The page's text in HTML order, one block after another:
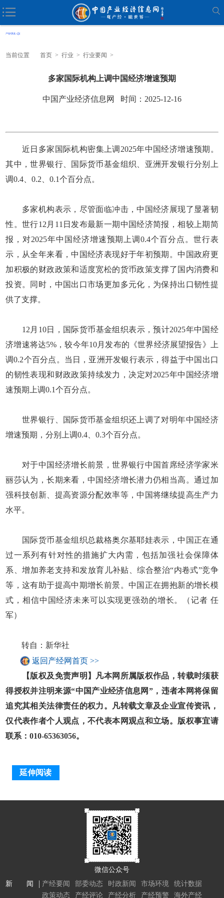
当前位置 首页 > 行业 > 行业要闻 >
多家国际机构上调中国经济增速预期
中国产业经济信息网 时间：2025-12-16
近日多家国际机构密集上调2025年中国经济增速预期。
其中，世界银行、国际货币基金组织、亚洲开发银行分别上
调0.4、0.2、0.1个百分点。
多家机构表示，尽管面临冲击，中国经济展现了显著韧
性。世行12月11日发布最新一期中国经济简报，相较上期简
报，对2025年中国经济增速预期上调0.4个百分点。世行表
示，从全年来看，中国经济表现好于年初预期。中国政府更
加积极的财政政策和适度宽松的货币政策支撑了国内消费和
投资。同时，中国出口市场更加多元化，为保持出口韧性提
供了支撑。
12月10日，国际货币基金组织表示，预计2025年中国经
济增速将达5%，较今年10月发布的《世界经济展望报告》上
调0.2个百分点。当日，亚洲开发银行表示，得益于中国出口
的韧性表现和财政政策持续发力，决定对2025年中国经济增
速预期上调0.1个百分点。
世界银行、国际货币基金组织还上调了对明年中国经济
增速预期，分别上调0.4、0.3个百分点。
对于中国经济增长前景，世界银行中国首席经济学家米
丽莎认为，长期来看，中国经济增长潜力仍相当高。通过加
强科技创新、提高资源分配效率等，中国将继续提高生产力
水平。
国际货币基金组织总裁格奥尔基耶娃表示，中国正在通
过一系列有针对性的措施扩大内需，包括加强社会保障体
系、增加养老支持和发放育儿补贴、综合整治“内卷式”竞争
等，这有助于提高中期增长前景。中国正在拥抱新的增长模
式，相信中国经济未来可以实现更强劲的增长。（记者 任
军）
转自：新华社
返回产经网首页 >>
【版权及免责声明】凡本网所属版权作品，转载时须获
得授权并注明来源“中国产业经济信息网”，违者本网将保留
追究其相关法律责任的权力。凡转载文章及企业宣传资讯，
仅代表作者个人观点，不代表本网观点和立场。版权事宜请
联系：010-65363056。
延伸阅读
微信公众号
新 闻
产经要闻 部委动态 时政新闻 市场环境
统计数据
政策动态
产经评论 产经分析 产经预警 海外产经